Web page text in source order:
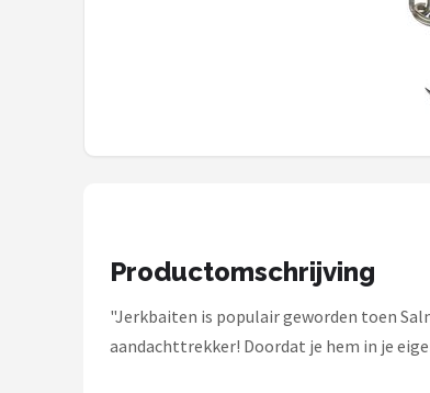
POPULAIRE MERKEN
Productomschrijving
"Jerkbaiten is populair geworden toen
aandachttrekker! Doordat je hem in je